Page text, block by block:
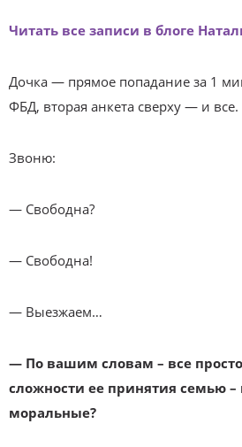
Читать все записи в блоге
Дочка — прямое попадание за 1
ФБД, вторая анкета сверху — и
Звоню:
— Свободна?
— Свободна!
— Выезжаем…
— По вашим словам – все
сложности ее принятия семью
моральные?